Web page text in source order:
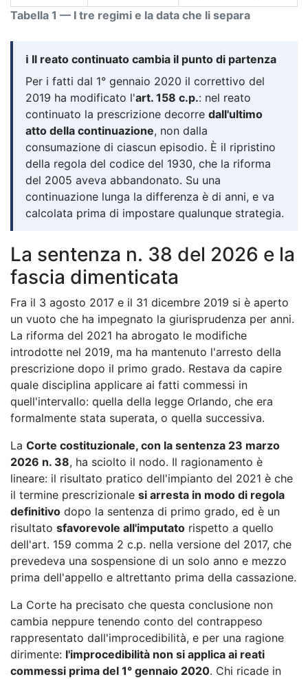
Tabella 1 — I tre regimi e la data che li separa
ℹ️ Il reato continuato cambia il punto di partenza
Per i fatti dal 1° gennaio 2020 il correttivo del
2019 ha modificato l'art. 158 c.p.: nel reato
continuato la prescrizione decorre dall'ultimo
atto della continuazione, non dalla
consumazione di ciascun episodio. È il ripristino
della regola del codice del 1930, che la riforma
del 2005 aveva abbandonato. Su una
continuazione lunga la differenza è di anni, e va
calcolata prima di impostare qualunque strategia.
La sentenza n. 38 del 2026 e la
fascia dimenticata
Fra il 3 agosto 2017 e il 31 dicembre 2019 si è aperto
un vuoto che ha impegnato la giurisprudenza per anni.
La riforma del 2021 ha abrogato le modifiche
introdotte nel 2019, ma ha mantenuto l'arresto della
prescrizione dopo il primo grado. Restava da capire
quale disciplina applicare ai fatti commessi in
quell'intervallo: quella della legge Orlando, che era
formalmente stata superata, o quella successiva.
La Corte costituzionale, con la sentenza 23 marzo
2026 n. 38, ha sciolto il nodo. Il ragionamento è
lineare: il risultato pratico dell'impianto del 2021 è che
il termine prescrizionale si arresta in modo di regola
definitivo dopo la sentenza di primo grado, ed è un
risultato sfavorevole all'imputato rispetto a quello
dell'art. 159 comma 2 c.p. nella versione del 2017, che
prevedeva una sospensione di un solo anno e mezzo
prima dell'appello e altrettanto prima della cassazione.
La Corte ha precisato che questa conclusione non
cambia neppure tenendo conto del contrappeso
rappresentato dall'improcedibilità, e per una ragione
dirimente: l'improcedibilità non si applica ai reati
commessi prima del 1° gennaio 2020. Chi ricade in